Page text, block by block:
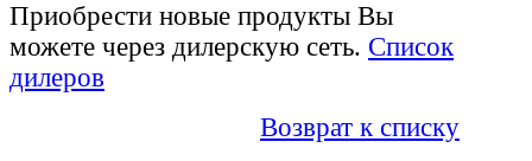
Приобрести новые продукты Вы
можете через дилерскую сеть. Список
дилеров
Возврат к списку